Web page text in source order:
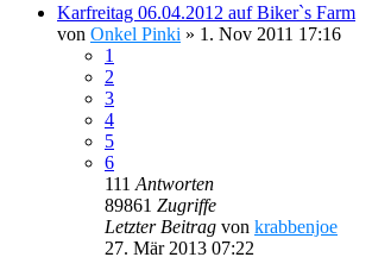
Karfreitag 06.04.2012 auf Biker`s Farm
von Onkel Pinki » 1. Nov 2011 17:16
1
2
3
4
5
6
111 Antworten
89861 Zugriffe
Letzter Beitrag von krabbenjoe
27. Mär 2013 07:22